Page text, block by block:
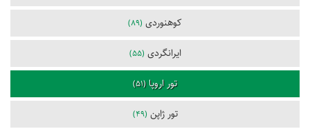
کوهنوردی (89)
ایرانگردی (55)
تور اروپا (51)
تور ژاپن (49)